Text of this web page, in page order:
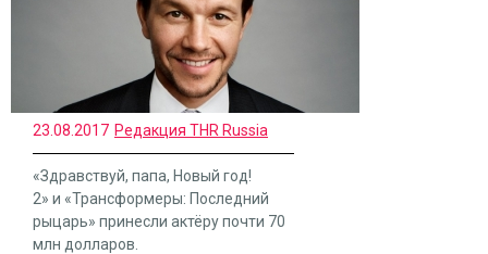
23.08.2017 Редакция THR Russia
«Здравствуй, папа, Новый год!
2» и «Трансформеры: Последний
рыцарь» принесли актёру почти 70
млн долларов.